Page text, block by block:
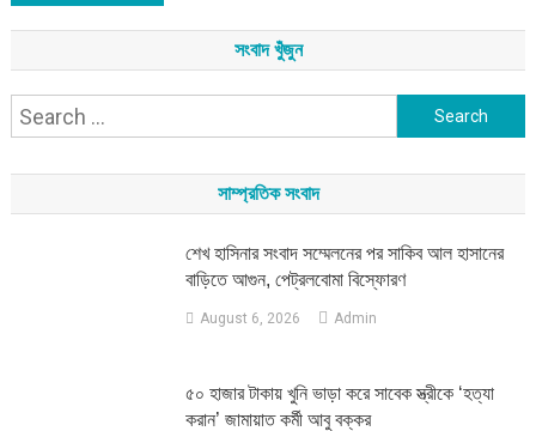
সংবাদ খুঁজুন
Search
সাম্প্রতিক সংবাদ
শেখ হাসিনার সংবাদ সম্মেলনের পর সাকিব আল হাসানের
বাড়িতে আগুন, পেট্রলবোমা বিস্ফোরণ
August 6, 2026 Admin
৫০ হাজার টাকায় খুনি ভাড়া করে সাবেক স্ত্রীকে ‘হত্যা
করান’ জামায়াত কর্মী আবু বক্কর